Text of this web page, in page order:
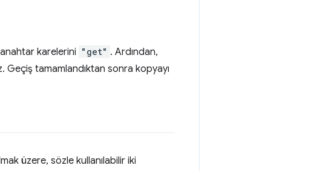
karelerini "get" . Ardından,
tamamlandıktan sonra kopyayı
üzere, sözle kullanılabilir iki